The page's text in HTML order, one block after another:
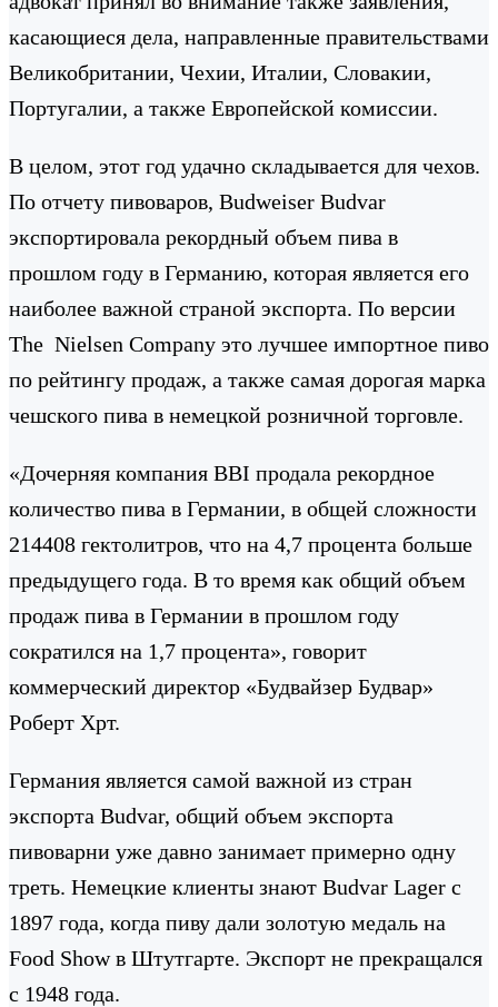
касающиеся дела, направленные правительствами
Великобритании, Чехии, Италии, Словакии,
Португалии, а также Европейской комиссии.
В целом, этот год удачно складывается для чехов.
По отчету пивоваров, Budweiser Budvar
экспортировала рекордный объем пива в
прошлом году в Германию, которая является его
наиболее важной страной экспорта. По версии
The Nielsen Company это лучшее импортное пиво
по рейтингу продаж, а также самая дорогая марка
чешского пива в немецкой розничной торговле.
«Дочерняя компания BBI продала рекордное
количество пива в Германии, в общей сложности
214408 гектолитров, что на 4,7 процента больше
предыдущего года. В то время как общий объем
продаж пива в Германии в прошлом году
сократился на 1,7 процента», говорит
коммерческий директор «Будвайзер Будвар»
Роберт Хрт.
Германия является самой важной из стран
экспорта Budvar, общий объем экспорта
пивоварни уже давно занимает примерно одну
треть. Немецкие клиенты знают Budvar Lager с
1897 года, когда пиву дали золотую медаль на
Food Show в Штутгарте. Экспорт не прекращался
с 1948 года.